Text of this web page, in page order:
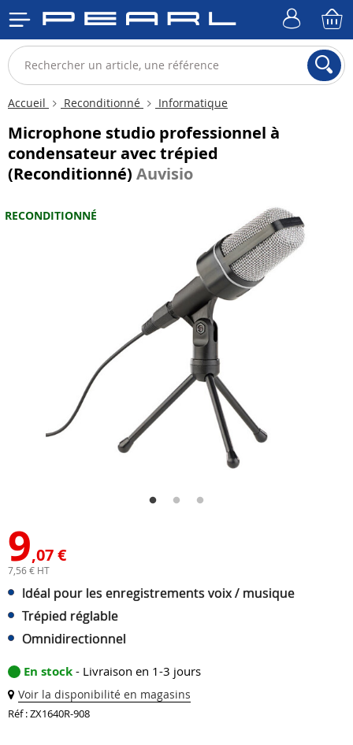
Accueil Reconditionné Informatique
Microphone studio professionnel à
condensateur avec trépied
(Reconditionné) Auvisio
RECONDITIONNÉ
9,07 €
7,56 € HT
Idéal pour les enregistrements voix / musique
Trépied réglable
Omnidirectionnel
En stock - Livraison en 1-3 jours
Voir la disponibilité en magasins
Réf : ZX1640R-908